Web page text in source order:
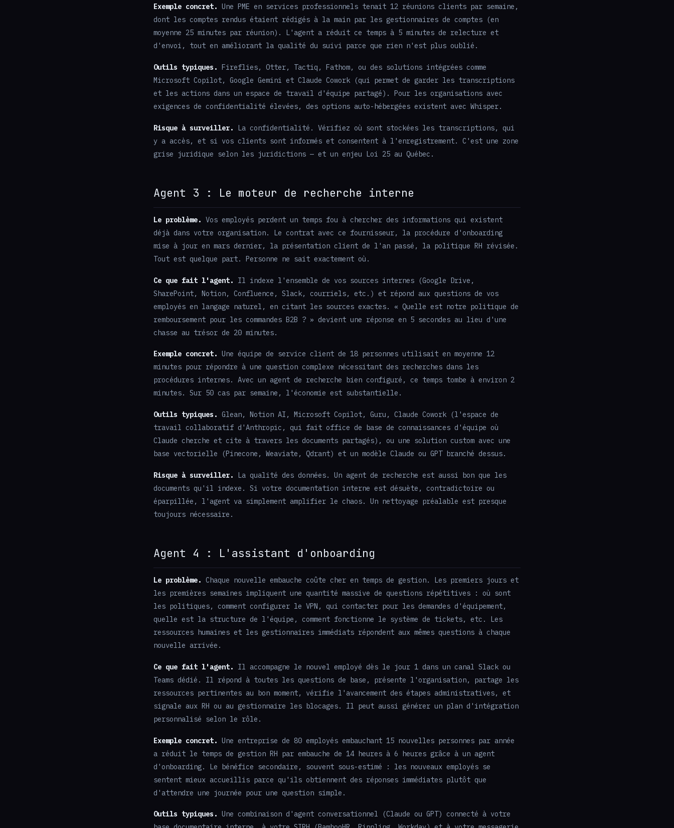
Exemple concret. Une PME en services professionnels tenait 12 réunions clients par semaine,
dont les comptes rendus étaient rédigés à la main par les gestionnaires de comptes (en
moyenne 25 minutes par réunion). L'agent a réduit ce temps à 5 minutes de relecture et
d'envoi, tout en améliorant la qualité du suivi parce que rien n'est plus oublié.
Outils typiques. Fireflies, Otter, Tactiq, Fathom, ou des solutions intégrées comme
Microsoft Copilot, Google Gemini et Claude Cowork (qui permet de garder les transcriptions
et les actions dans un espace de travail d'équipe partagé). Pour les organisations avec
exigences de confidentialité élevées, des options auto-hébergées existent avec Whisper.
Risque à surveiller.
La confidentialité. Vérifiez où sont stockées les transcriptions, qui
y a accès, et si vos clients sont informés et consentent à l'enregistrement. C'est une zone
grise juridique selon les juridictions — et un enjeu Loi 25 au Québec.
Agent 3 : Le moteur de recherche interne
Le problème. Vos employés perdent un temps fou à chercher des informations qui existent
déjà dans votre organisation. Le contrat avec ce fournisseur, la procédure d'onboarding
mise à jour en mars dernier, la présentation client de l'an passé, la politique RH révisée.
Tout est quelque part. Personne ne sait exactement où.
Ce que fait l'agent.
Il indexe l'ensemble de vos sources internes (Google Drive,
SharePoint, Notion, Confluence, Slack, courriels, etc.) et répond aux questions de vos
employés en langage naturel, en citant les sources exactes. « Quelle est notre politique de
remboursement pour les commandes B2B ? » devient une réponse en 5 secondes au lieu d'une
chasse au trésor de 20 minutes.
Exemple concret. Une équipe de service client de 18 personnes utilisait en moyenne 12
minutes pour répondre à une question complexe nécessitant des recherches dans les
procédures internes. Avec un agent de recherche bien configuré, ce temps tombe à environ 2
minutes. Sur 50 cas par semaine, l'économie est substantielle.
Outils typiques. Glean, Notion AI, Microsoft Copilot, Guru, Claude Cowork (l'espace de
travail collaboratif d'Anthropic, qui fait office de base de connaissances d'équipe où
Claude cherche et cite à travers les documents partagés), ou une solution custom avec une
base vectorielle (Pinecone, Weaviate, Qdrant) et un modèle Claude ou GPT branché dessus.
Risque à surveiller.
La qualité des données. Un agent de recherche est aussi bon que les
documents qu'il indexe. Si votre documentation interne est désuète, contradictoire ou
éparpillée, l'agent va simplement amplifier le chaos. Un nettoyage préalable est presque
toujours nécessaire.
Agent 4 : L'assistant d'onboarding
Le problème. Chaque nouvelle embauche coûte cher en temps de gestion. Les premiers jours et
les premières semaines impliquent une quantité massive de questions répétitives : où sont
les politiques, comment configurer le VPN, qui contacter pour les demandes d'équipement,
quelle est la structure de l'équipe, comment fonctionne le système de tickets, etc. Les
ressources humaines et les gestionnaires immédiats répondent aux mêmes questions à chaque
nouvelle arrivée.
Ce que fait l'agent.
Il accompagne le nouvel employé dès le jour 1 dans un canal Slack ou
Teams dédié. Il répond à toutes les questions de base, présente l'organisation, partage les
ressources pertinentes au bon moment, vérifie l'avancement des étapes administratives, et
signale aux RH ou au gestionnaire les blocages. Il peut aussi générer un plan d'intégration
personnalisé selon le rôle.
Exemple concret. Une entreprise de 80 employés embauchant 15 nouvelles personnes par année
a réduit le temps de gestion RH par embauche de 14 heures à 6 heures grâce à un agent
d'onboarding. Le bénéfice secondaire, souvent sous-estimé : les nouveaux employés se
sentent mieux accueillis parce qu'ils obtiennent des réponses immédiates plutôt que
d'attendre une journée pour une question simple.
Outils typiques. Une combinaison d'agent conversationnel (Claude ou GPT) connecté à votre